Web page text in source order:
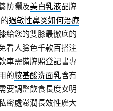
防曬及美白乳液品牌
過敏性鼻炎如何治療
給您的雙膝最徹底的
看人臉色千款百搭注
車需備牌照登記書專
的胺基酸洗面乳含有
要調整飲食長度女明
密處澎潤長效性廣大